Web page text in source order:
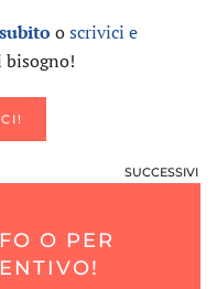
oscrivici e
bisogno!
SUCCESSIVI
O PER